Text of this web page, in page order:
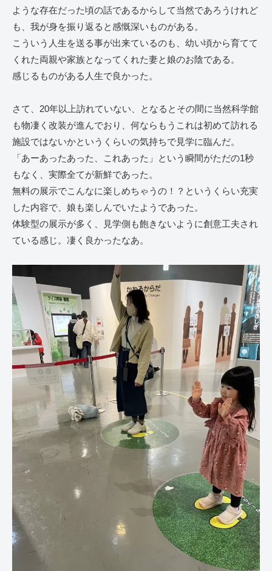
ような存在だった頃の話であるからして当然であろうけれど
も、我が身を振り返ると感慨深いものがある。
こういう人生を送る事が出来ているのも、幼い頃から育てて
くれた両親や家族となってくれた妻と娘のお陰である。
感じるものがある人生で良かった。
さて、20年以上訪れていない、となるとその間に当然科学館
も物凄く改装が進んでおり、何ならもうこれは初めて訪れる
施設ではないかというくらいの気持ちで見学に臨んだ。
「あーあったあった、これあった」という瞬間がただの1秒
もなく、実際全てが新鮮であった。
無料の展示でこんなに楽しめちゃうの！？というくらい充実
した内容で、娘も楽しんでいたようであった。
体験型の展示が多く、見学側も飽きないように創意工夫され
ている感じ。凄く良かったなあ。